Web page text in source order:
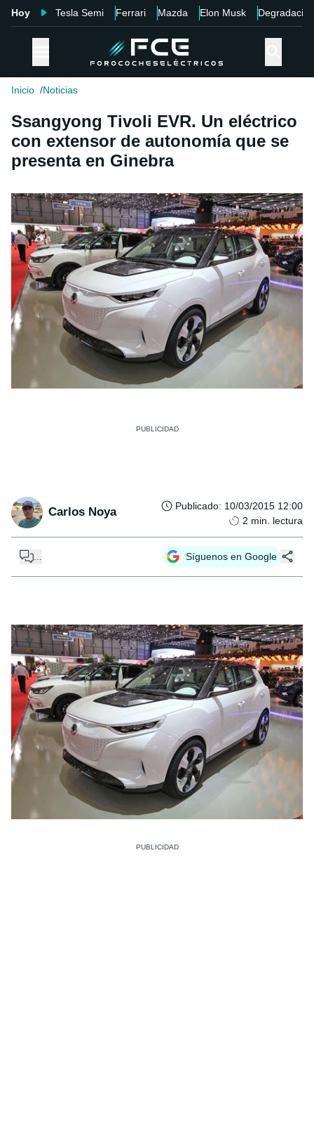
Hoy Tesla Semi Ferrari Mazda Elon Musk Degradación
Inicio Noticias
Ssangyong Tivoli EVR. Un eléctrico
con extensor de autonomía que se
presenta en Ginebra
Carlos Noya Publicado: 10/03/2015 12:00
2 min. lectura
Síguenos en Google